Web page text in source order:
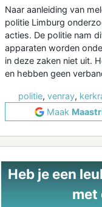
Naar aanleiding van
politie Limburg
acties. De politie nam
apparaten worden
in deze zaken niet uit.
en hebben geen
politie, venray,
Maak
Heb je een
met